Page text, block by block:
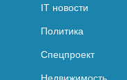
IT новости
Политика
Спецпроект
Недвижимость